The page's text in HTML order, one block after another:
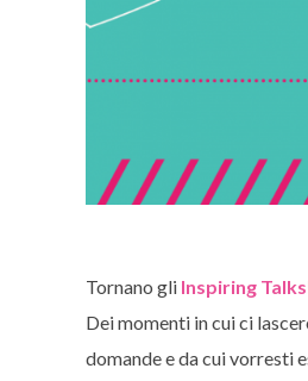
Tornano gli Inspiring Talks
Dei momenti in cui ci
domande e da cui vorresti